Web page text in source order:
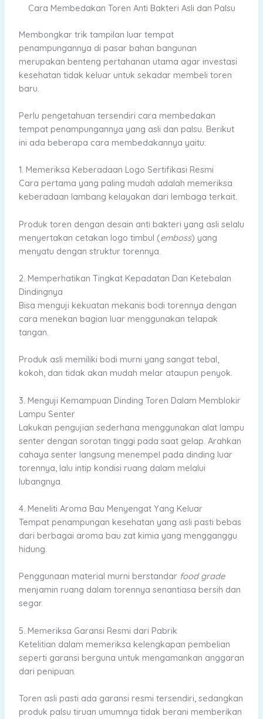
Cara Membedakan Toren Anti Bakteri Asli dan Palsu
Membongkar trik tampilan luar tempat
penampungannya di pasar bahan bangunan
merupakan benteng pertahanan utama agar investasi
kesehatan tidak keluar untuk sekadar membeli toren
baru.
Perlu pengetahuan tersendiri cara membedakan
tempat penampungannya yang asli dan palsu. Berikut
ini ada beberapa cara membedakannya yaitu:
1. Memeriksa Keberadaan Logo Sertifikasi Resmi
Cara pertama yang paling mudah adalah memeriksa
keberadaan lambang kelayakan dari lembaga terkait.
Produk toren dengan desain anti bakteri yang asli selalu
menyertakan cetakan logo timbul (emboss) yang
menyatu dengan struktur torennya.
2. Memperhatikan Tingkat Kepadatan Dan Ketebalan
Dindingnya
Bisa menguji kekuatan mekanis bodi torennya dengan
cara menekan bagian luar menggunakan telapak
tangan.
Produk asli memiliki bodi murni yang sangat tebal,
kokoh, dan tidak akan mudah melar ataupun penyok.
3. Menguji Kemampuan Dinding Toren Dalam Memblokir
Lampu Senter
Lakukan pengujian sederhana menggunakan alat lampu
senter dengan sorotan tinggi pada saat gelap. Arahkan
cahaya senter langsung menempel pada dinding luar
torennya, lalu intip kondisi ruang dalam melalui
lubangnya.
4. Meneliti Aroma Bau Menyengat Yang Keluar
Tempat penampungan kesehatan yang asli pasti bebas
dari berbagai aroma bau zat kimia yang mengganggu
hidung.
Penggunaan material murni berstandar food grade
menjamin ruang dalam torennya senantiasa bersih dan
segar.
5. Memeriksa Garansi Resmi dari Pabrik
Ketelitian dalam memeriksa kelengkapan pembelian
seperti garansi berguna untuk mengamankan anggaran
dari penipuan.
Toren asli pasti ada garansi resmi tersendiri, sedangkan
produk palsu tiruan umumnya tidak berani memberikan